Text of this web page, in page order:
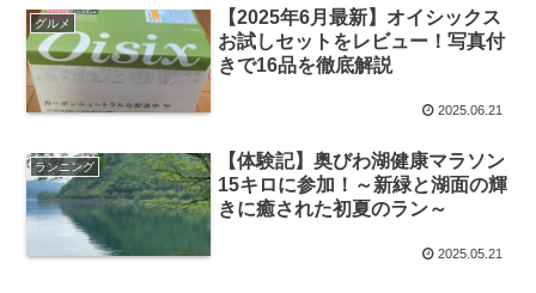
グルメ
【2025年6月最新】オイシックス
お試しセットをレビュー！写真付
きで16品を徹底解説
2025.06.21
ランニング
【体験記】奥びわ湖健康マラソン
15キロに参加！～新緑と湖面の輝
きに癒された初夏のラン～
2025.05.21